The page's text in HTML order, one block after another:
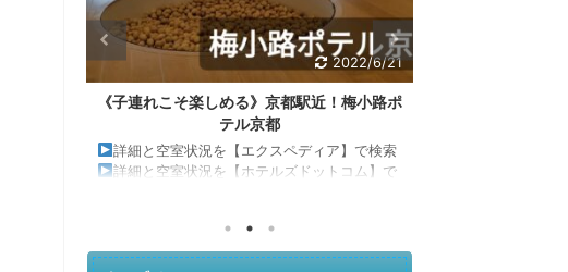
2022/6/1
《子連れ旅行》ホテルニューアワジプラザの
和洋室で贅沢旅行
詳細と空室状況を【エクスペディア】で検索
子連れ旅行・赤ちゃん連れ旅行にとってもおす
テルニューアワジプラザ淡路島」 住所：〒
656-0542 兵庫県南あわじ市阿万吹上町１４３